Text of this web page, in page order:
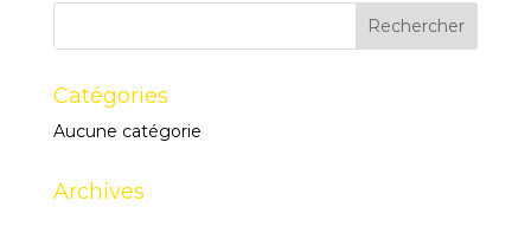
Catégories
Aucune catégorie
Archives